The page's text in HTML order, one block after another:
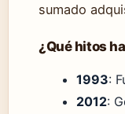
sumado
¿Qué hitos
1993:
2012: